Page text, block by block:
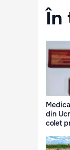
În
din
colet